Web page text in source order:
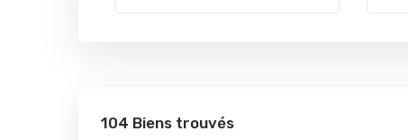
104 Biens trouvés